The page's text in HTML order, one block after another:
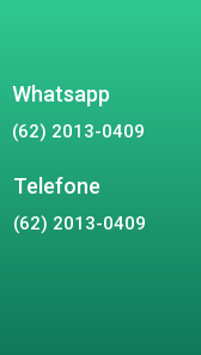
Whatsapp
(62) 2013-0409
Telefone
(62) 2013-0409